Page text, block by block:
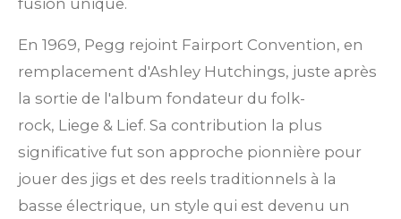
En 1969, Pegg rejoint Fairport Convention, en
remplacement d'Ashley Hutchings, juste après
la sortie de l'album fondateur du folk-
rock, Liege & Lief. Sa contribution la plus
significative fut son approche pionnière pour
jouer des jigs et des reels traditionnels à la
basse électrique, un style qui est devenu un